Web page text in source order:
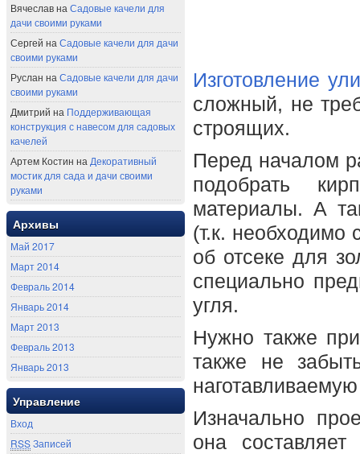
Вячеслав на Садовые качели для
дачи своими руками
Сергей на Садовые качели для дачи
своими руками
Руслан на Садовые качели для дачи
своими руками
Дмитрий на Поддерживающая
конструкция с навесом для садовых
качелей
Артем Костин на Декоративный
мостик для сада и дачи своими
руками
Архивы
Май 2017
Март 2014
Февраль 2014
Январь 2014
Март 2013
Февраль 2013
Январь 2013
Управление
Вход
RSSЗаписей
Изготовление
сложный, не
строящих.
Перед началом
подобрать
материалы. А
(т.к. необходимо
об отсеке для
специально
угля.
Нужно также
также не
Изначально
она